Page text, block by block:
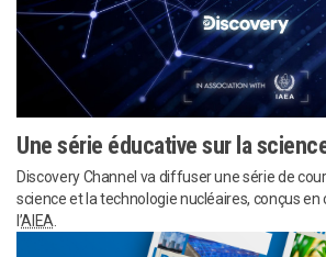
Une série éducative sur la
Discovery Channel va diffuser une série de
science et la technologie nucléaires, conçus
l’AIEA